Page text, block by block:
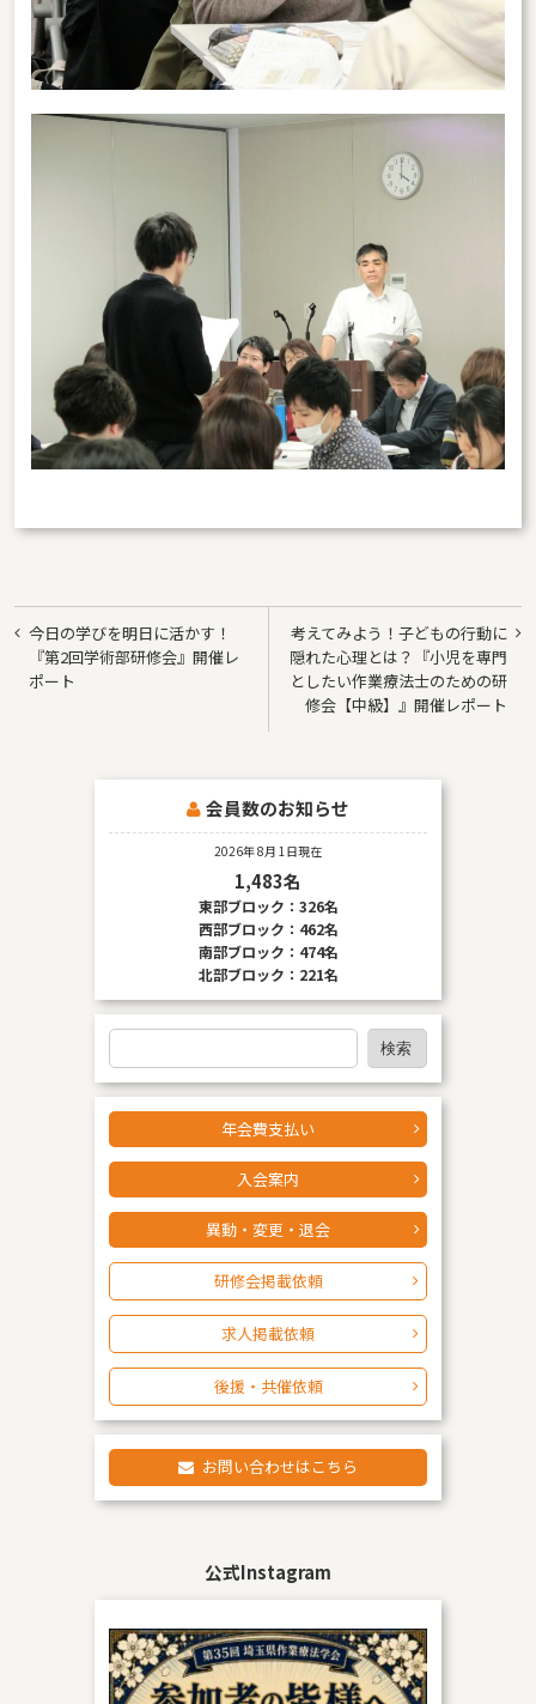
投
ナ
考えてみよう！子どもの行動に
隠れた心理とは？『小児を専門
としたい作業療法士のための研
修会【中級】』開催レポート
今日の学びを明日に活かす！
『第2回学術部研修会』開催レ
ポート
会員数のお知らせ
2026年 8月 1日現在
1,483名
東部ブロック：326名
西部ブロック：462名
南部ブロック：474名
北部ブロック：221名
検
索
検索
年会費支払い
入会案内
異動・変更・退会
研修会掲載依頼
求人掲載依頼
後援・共催依頼
お問い合わせはこちら
公式Instagram